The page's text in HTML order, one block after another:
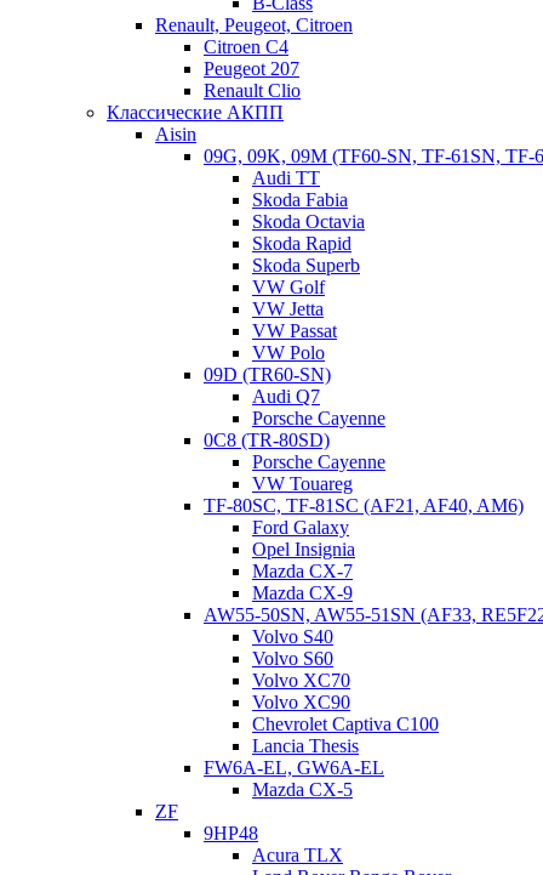
Renault, Peugeot, Citroen
Citroen C4
Peugeot 207
Renault Clio
Классические АКПП
Aisin
09G, 09K, 09M (TF60-SN, TF-61SN, TF-
Audi TT
Skoda Fabia
Skoda Octavia
Skoda Rapid
Skoda Superb
VW Golf
VW Jetta
VW Passat
VW Polo
09D (TR60-SN)
Audi Q7
Porsche Cayenne
0C8 (TR-80SD)
Porsche Cayenne
VW Touareg
TF-80SC, TF-81SC (AF21, AF40, AM6)
Ford Galaxy
Opel Insignia
Mazda CX-7
Mazda CX-9
AW55-50SN, AW55-51SN (AF33,
Volvo S40
Volvo S60
Volvo XC70
Volvo XC90
Chevrolet Captiva C100
Lancia Thesis
FW6A-EL, GW6A-EL
Mazda CX-5
ZF
9HP48
Acura TLX
62TE – это классический автомат. Ничего тут такого
сверхъестественного нет. Мехатроника здесь нет. Гидроблок
обычный с блоком соленоидов, но без электронного блока
управления в своем составе.